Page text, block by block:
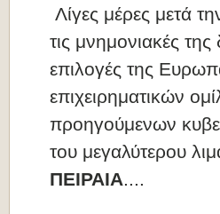
Λίγες μέρες μετά
τις μνημονιακές
επιλογές της
επιχειρηματικών
προηγούμενων
του μεγαλύτερου
ΠΕΙΡΑΙΑ....